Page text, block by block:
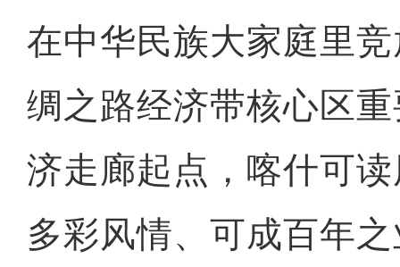
在中华民族大家庭里
绸之路经济带核心区
济走廊起点，喀什可
多彩风情、可成百年